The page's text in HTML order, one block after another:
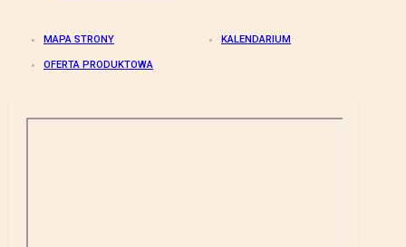
MAPA STRONY KALENDARIUM
OFERTA PRODUKTOWA